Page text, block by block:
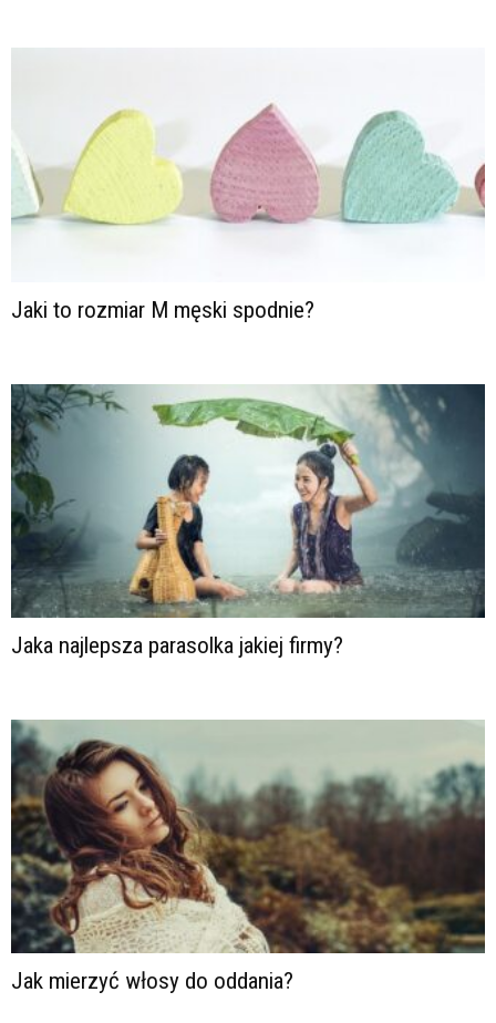
Jaki to rozmiar M męski spodnie?
Jaka najlepsza parasolka jakiej firmy?
Jak mierzyć włosy do oddania?